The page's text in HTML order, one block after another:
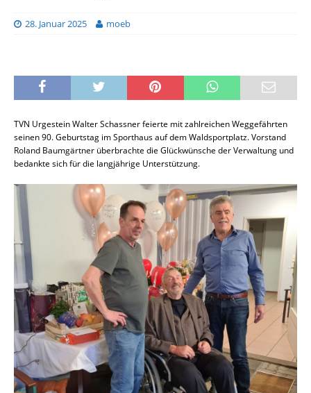
28. Januar 2025 moeb
TVN Urgestein Walter Schassner feierte mit zahlreichen Weggefährten
seinen 90. Geburtstag im Sporthaus auf dem Waldsportplatz. Vorstand
Roland Baumgärtner überbrachte die Glückwünsche der Verwaltung und
bedankte sich für die langjährige Unterstützung.